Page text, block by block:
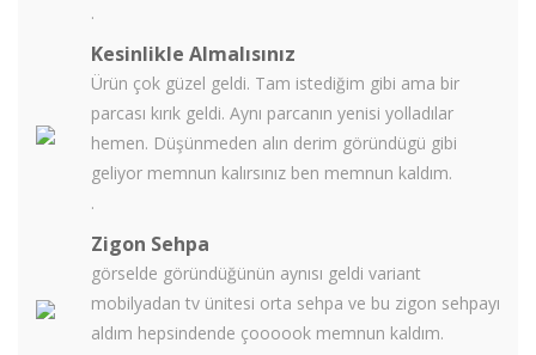
.
Kesinlikle Almalısınız
Ürün çok güzel geldi. Tam istediğim gibi ama bir
parcası kırık geldi. Aynı parcanın yenisi yolladılar
hemen. Düşünmeden alın derim göründügü gibi
geliyor memnun kalırsınız ben memnun kaldım.
.
Zigon Sehpa
görselde göründüğünün aynısı geldi variant
mobilyadan tv ünitesi orta sehpa ve bu zigon sehpayı
aldım hepsindende çoooook memnun kaldım.